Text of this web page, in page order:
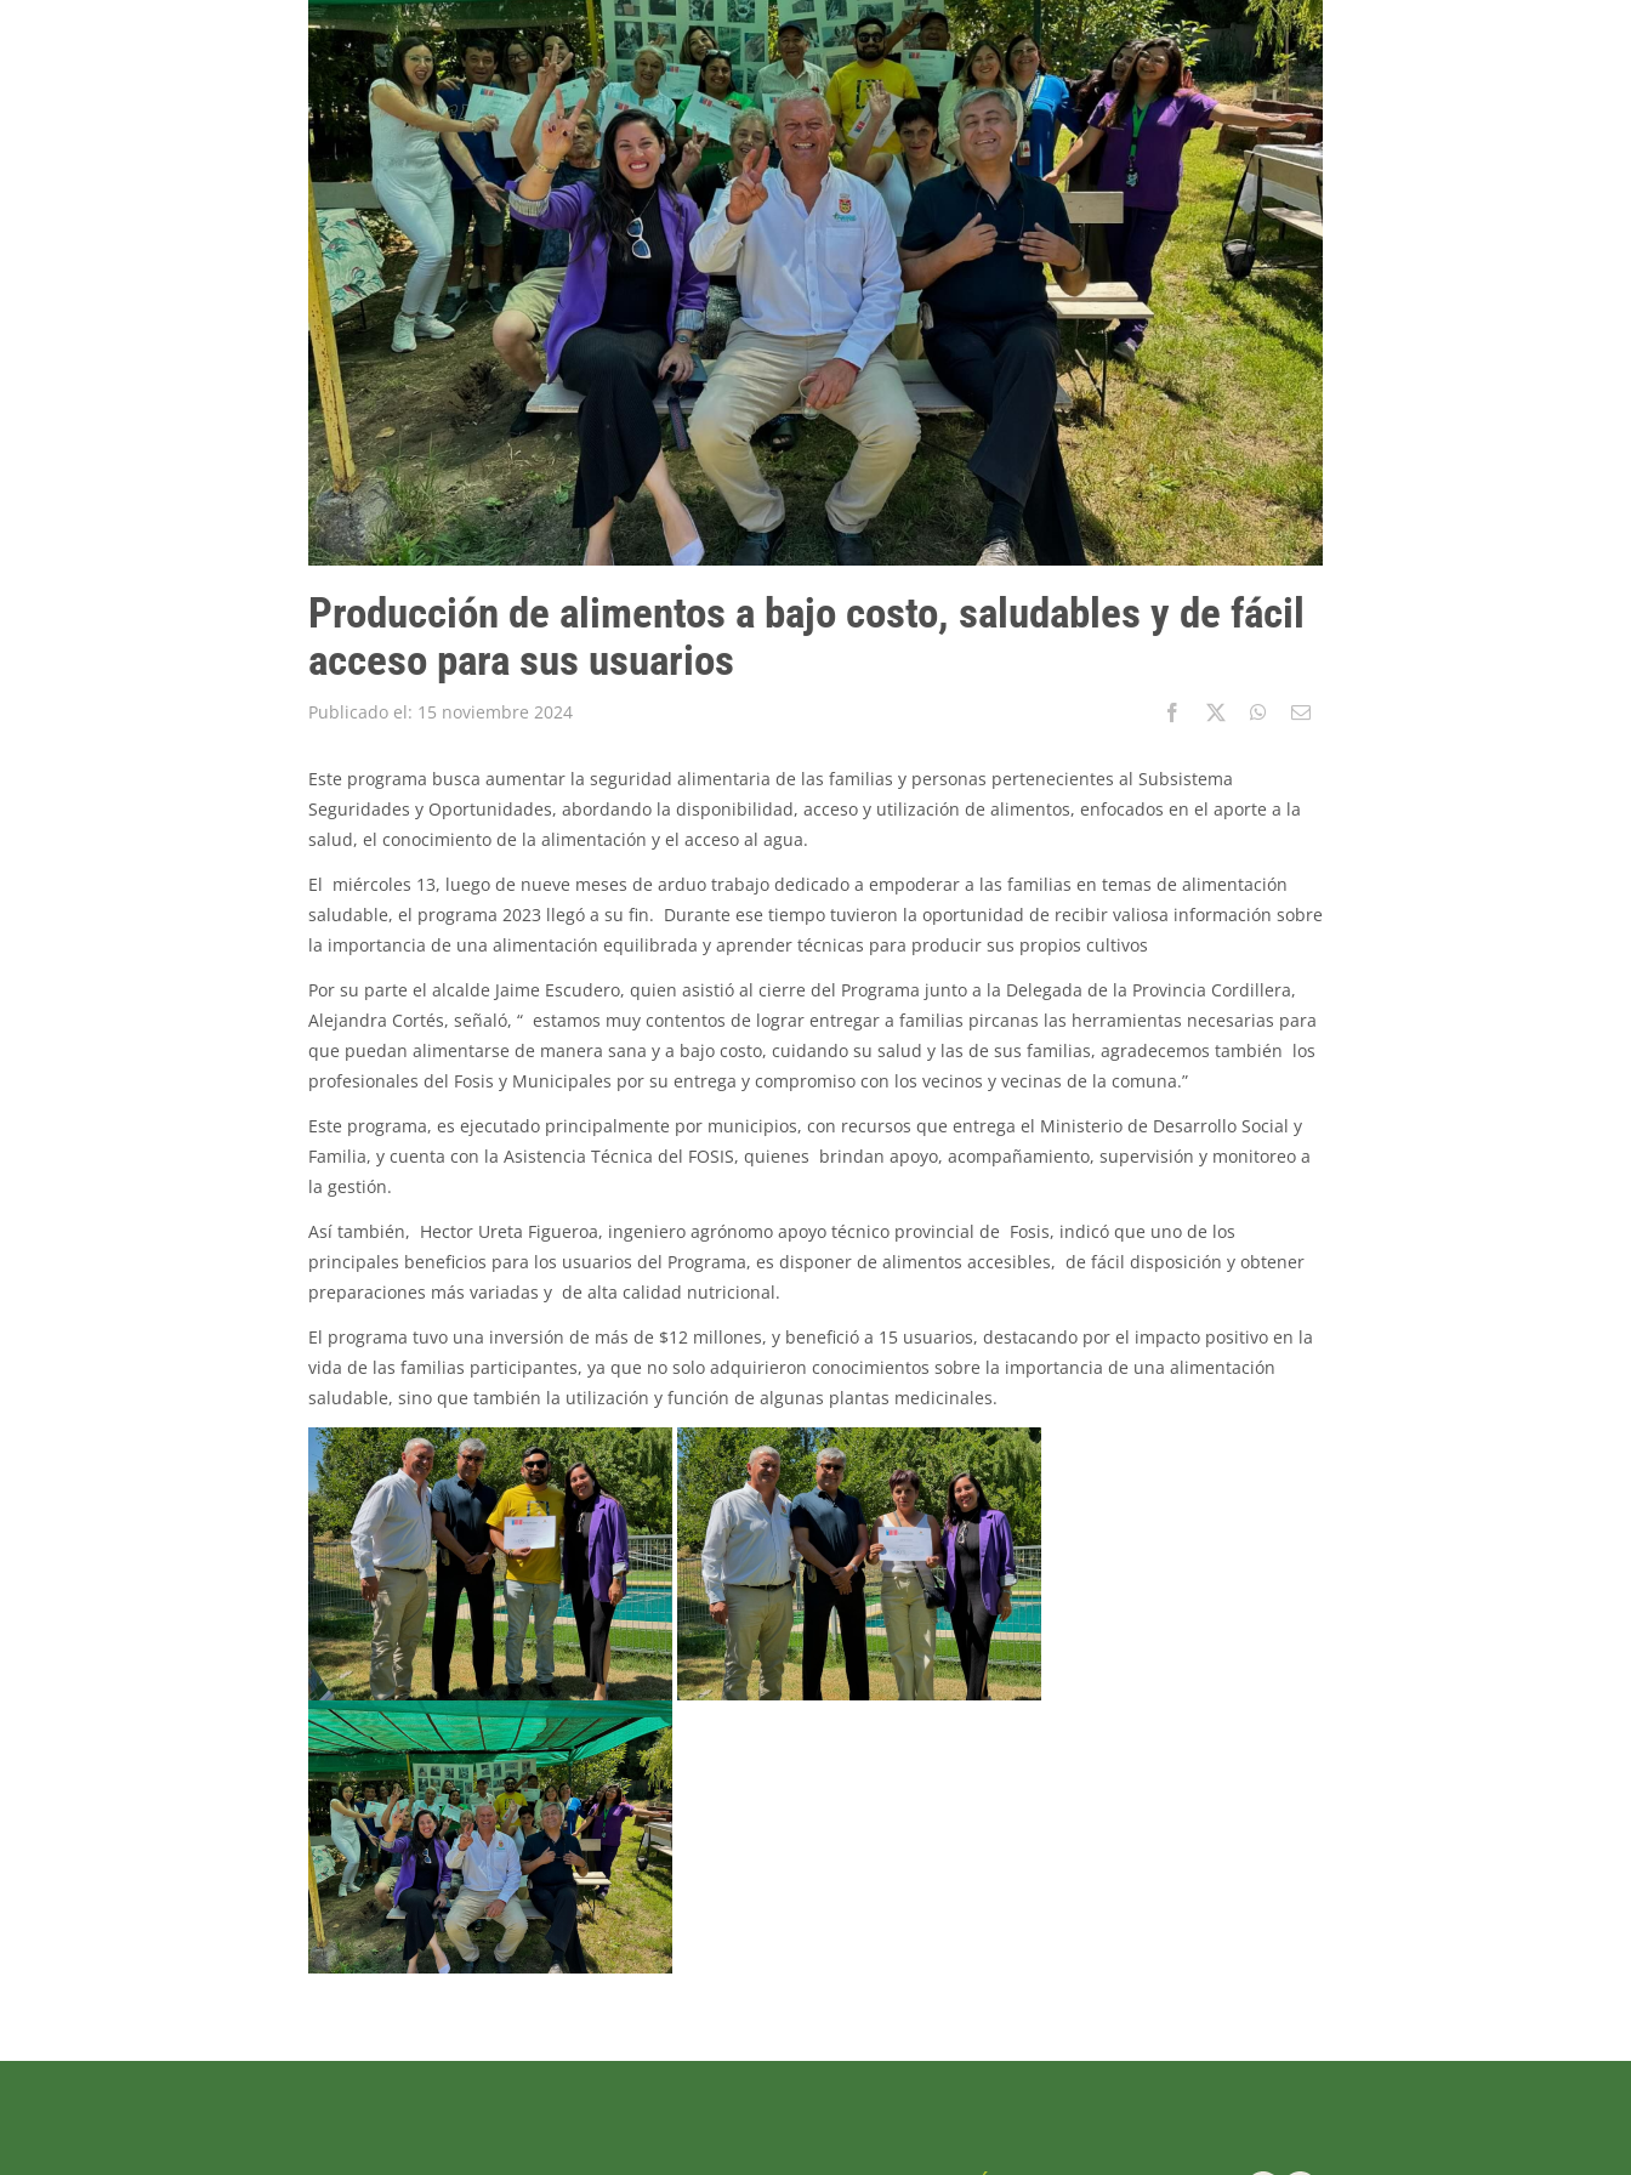
Producción de alimentos a bajo costo, saludables y de fácil
acceso para sus usuarios
Publicado el: 15 noviembre 2024
Este programa busca aumentar la seguridad alimentaria de las familias y personas pertenecientes al Subsistema
Seguridades y Oportunidades, abordando la disponibilidad, acceso y utilización de alimentos, enfocados en el aporte a la
salud, el conocimiento de la alimentación y el acceso al agua.
El miércoles 13, luego de nueve meses de arduo trabajo dedicado a empoderar a las familias en temas de alimentación
saludable, el programa 2023 llegó a su fin. Durante ese tiempo tuvieron la oportunidad de recibir valiosa información sobre
la importancia de una alimentación equilibrada y aprender técnicas para producir sus propios cultivos
Por su parte el alcalde Jaime Escudero, quien asistió al cierre del Programa junto a la Delegada de la Provincia Cordillera,
Alejandra Cortés, señaló, “ estamos muy contentos de lograr entregar a familias pircanas las herramientas necesarias para
que puedan alimentarse de manera sana y a bajo costo, cuidando su salud y las de sus familias, agradecemos también los
profesionales del Fosis y Municipales por su entrega y compromiso con los vecinos y vecinas de la comuna.”
Este programa, es ejecutado principalmente por municipios, con recursos que entrega el Ministerio de Desarrollo Social y
Familia, y cuenta con la Asistencia Técnica del FOSIS, quienes brindan apoyo, acompañamiento, supervisión y monitoreo a
la gestión.
Así también, Hector Ureta Figueroa, ingeniero agrónomo apoyo técnico provincial de Fosis, indicó que uno de los
principales beneficios para los usuarios del Programa, es disponer de alimentos accesibles, de fácil disposición y obtener
preparaciones más variadas y de alta calidad nutricional.
El programa tuvo una inversión de más de $12 millones, y benefició a 15 usuarios, destacando por el impacto positivo en la
vida de las familias participantes, ya que no solo adquirieron conocimientos sobre la importancia de una alimentación
saludable, sino que también la utilización y función de algunas plantas medicinales.